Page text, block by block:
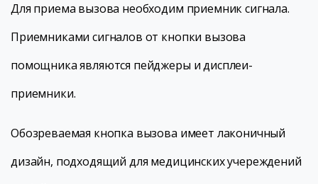
Для приема вызова необходим приемник сигнала.
Приемниками сигналов от кнопки вызова
помощника являются пейджеры и дисплеи-
приемники.
Обозреваемая кнопка вызова имеет лаконичный
дизайн, подходящий для медицинских учереждений